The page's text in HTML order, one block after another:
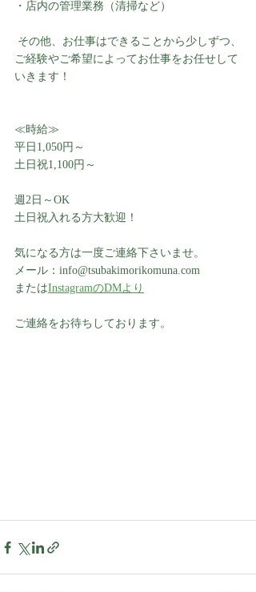
・店内の管理業務（清掃など）
その他、お仕事はできることから少しずつ、
ご経験やご希望によってお仕事をお任せして
いきます！
≪時給≫
平日1,050円～
土日祝1,100円～
週2日～OK
土日祝入れる方大歓迎！
気になる方は一度ご連絡下さいませ。
メール：info@tsubakimorikomuna.com
またはInstagramのDMより
ご連絡をお待ちしております。